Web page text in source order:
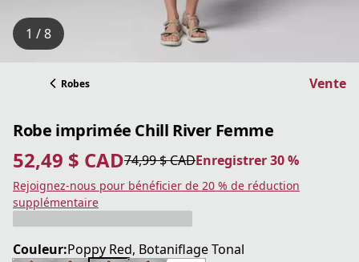
1 / 8
Robes Vente
Robe imprimée Chill River Femme
52,49 $ CAD
prix actuel 52,49 $ CAD74,99 $ CAD
prix original 74,99 $ CAD Enregistrer 30 %
Enregistrer 30 %
Rejoignez-nous pour bénéficier de 20 % de réduction
supplémentaire
Couleur:Poppy Red, Botaniflage Tonal